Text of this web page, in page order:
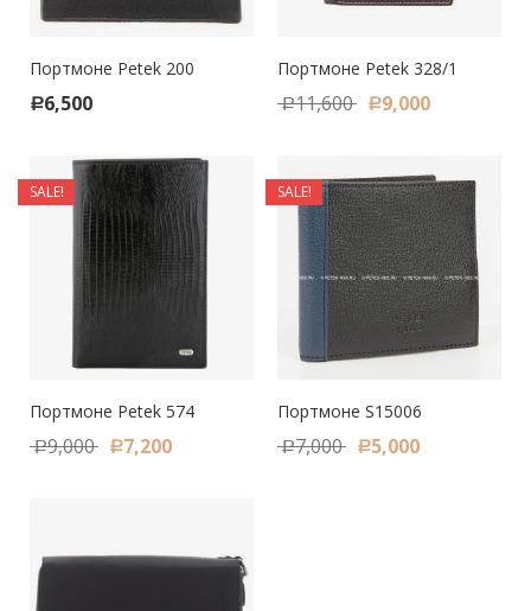
Портмоне Petek 200
Р6,500
Портмоне Petek 328/1
Р11,600 Р9,000
SALE!
Портмоне Petek 574
Р9,000 Р7,200
SALE!
Портмоне S15006
Р7,000 Р5,000